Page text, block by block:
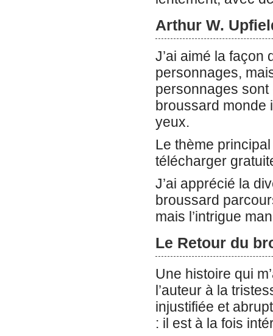
Arthur W.
J’ai aimé la façon
personnages,
personnages
broussard monde
yeux.
Le thème
télécharger
J’ai apprécié la
broussard
mais l’intrigue
Le Retour du
Une histoire qui
l’auteur à la
injustifiée et
: il est à la fois